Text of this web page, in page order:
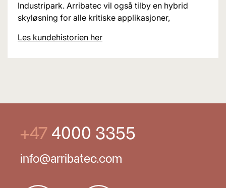
Industripark. Arribatec vil også tilby en hybrid
skyløsning for alle kritiske applikasjoner,
Les kundehistorien her
+47 4000 3355
info@arribatec.com